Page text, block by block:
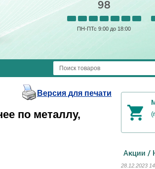
98
ПН-ПТс 9:00 до 18:00
Версия для печати
по металлу,
Акции /
28.12.2023